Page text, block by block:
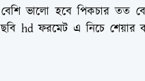
ভালো হবে পিকচার তত
hd ফরমেট এ নিচে শেয়ার